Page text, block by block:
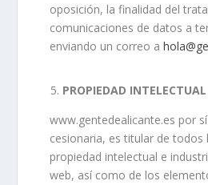
oposición, la finalidad del
comunicaciones de datos a
enviando un correo a
PROPIEDAD
www.gentedealicante.es por
cesionaria, es titular de todos
propiedad intelectual e
web, así como de los